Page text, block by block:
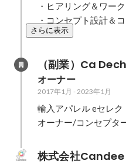
・ヒアリング＆ワー
・コンセプト設計＆
さらに表示
（副業）Ca
オーナー
2017年1月 -2023年1月
輸入アパレル eセレ
オーナー/コンセプタ
株式会社Candee